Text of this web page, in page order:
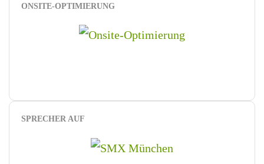
ONSITE-OPTIMIERUNG
SPRECHER AUF